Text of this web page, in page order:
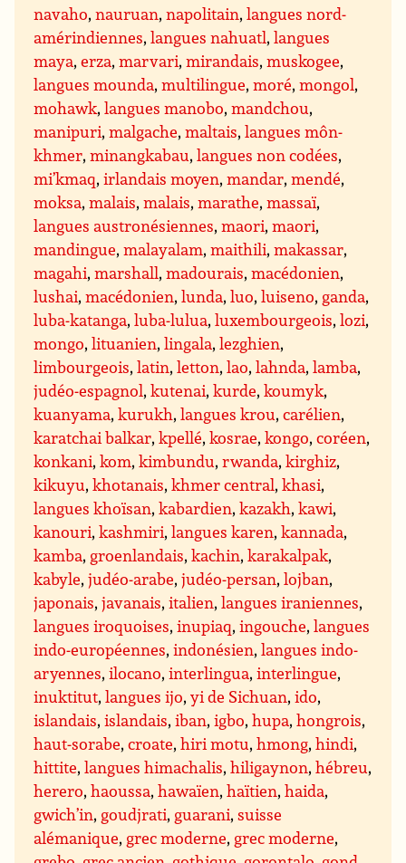
navaho,nauruan,napolitain,langues nord-
amérindiennes,langues nahuatl,langues
maya,erza,marvari,mirandais,muskogee,
langues mounda,multilingue,moré,mongol,
mohawk,langues manobo,mandchou,
manipuri,malgache,maltais,langues môn-
khmer,minangkabau,langues non codées,
mi’kmaq,irlandais moyen,mandar,mendé,
moksa,malais,malais,marathe,massaï,
langues austronésiennes,maori,maori,
mandingue,malayalam,maithili,makassar,
magahi,marshall,madourais,macédonien,
lushai,macédonien,lunda,luo,luiseno, ganda,
luba-katanga,luba-lulua,luxembourgeois,lozi,
mongo,lituanien,lingala,lezghien,
limbourgeois,latin,letton,lao,lahnda,lamba,
judéo-espagnol,kutenai,kurde,koumyk,
kuanyama,kurukh,langues krou,carélien,
karatchai balkar,kpellé,kosrae,kongo,coréen,
konkani,kom,kimbundu,rwanda,kirghiz,
kikuyu,khotanais,khmer central,khasi,
langues khoïsan,kabardien,kazakh,kawi,
kanouri,kashmiri,langues karen,kannada,
kamba, groenlandais,kachin,karakalpak,
kabyle,judéo-arabe,judéo-persan,lojban,
japonais,javanais,italien,langues iraniennes,
langues iroquoises,inupiaq,ingouche,langues
indo-européennes,indonésien,langues indo-
aryennes,ilocano,interlingua,interlingue,
inuktitut,langues ijo,yi de Sichuan,ido,
islandais,islandais,iban,igbo,hupa,hongrois,
haut-sorabe,croate,hiri motu,hmong,hindi,
hittite,langues himachalis,hiligaynon,hébreu,
herero,haoussa,hawaïen,haïtien,haida,
gwich’in, goudjrati, guarani,suisse
alémanique, grec moderne, grec moderne,